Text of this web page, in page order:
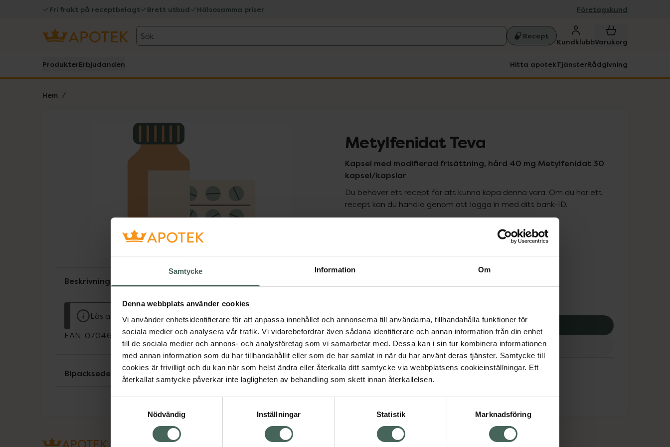
Samtycke Information Om
Denna webbplats använder cookies
Vi använder enhetsidentifierare för att anpassa innehållet och annonserna till användarna, tillhandahålla funktioner för
sociala medier och analysera vår trafik. Vi vidarebefordrar även sådana identifierare och annan information från din enhet
till de sociala medier och annons- och analysföretag som vi samarbetar med. Dessa kan i sin tur kombinera informationen
med annan information som du har tillhandahållit eller som de har samlat in när du har använt deras tjänster. Samtycke till
cookies är frivilligt och du kan när som helst ändra eller återkalla ditt samtycke via webbplatsens cookieinställningar. Ett
återkallat samtycke påverkar inte lagligheten av behandling som skett innan återkallelsen.
Nödvändig
Inställningar Statistik Marknadsföring
Fri frakt på receptbelagt Brett utbud Hälsosamma priser Företagskund
Sök Recept
KundklubbVarukorg
ProdukterErbjudanden Hitta apotekTjänsterRådgivning
Hem
Lista: . Innehåller 1 objekt. Metylfenidat Teva
Kapsel med modifierad frisättning, hård 40 mg Metylfenidat 30
kapsel/kapslar
Du behöver ett recept för att kunna köpa denna vara. Om du har ett
recept kan du handla genom att logga in med ditt bank-ID.
Pris med recept
239,54 kr
Köp via ditt recept
Aktuella erbjudanden
Beskrivning
Läs alltid bipacksedeln innan användning.
EAN: 07046265942023
Bipacksedel från FASS Visa
Om recept och läkemedel